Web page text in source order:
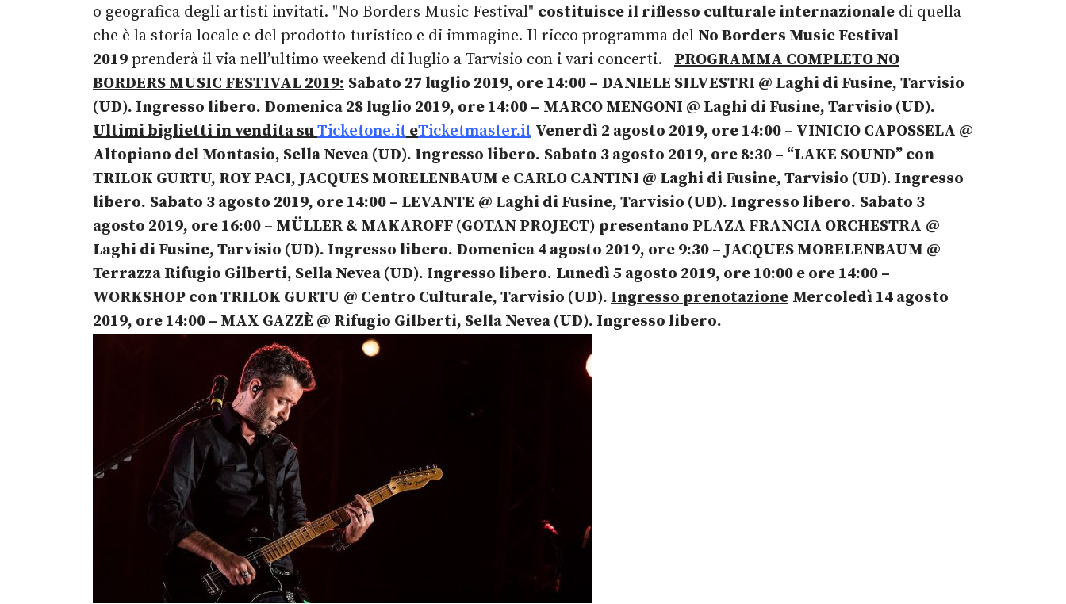
o geografica degli artisti invitati. "No Borders Music Festival" costituisce il riflesso culturale internazionale di quella
che è la storia locale e del prodotto turistico e di immagine. Il ricco programma del No Borders Music Festival
2019 prenderà il via nell’ultimo weekend di luglio a Tarvisio con i vari concerti. PROGRAMMA COMPLETO NO
BORDERS MUSIC FESTIVAL 2019: Sabato 27 luglio 2019, ore 14:00 – DANIELE SILVESTRI @ Laghi di Fusine, Tarvisio
(UD). Ingresso libero. Domenica 28 luglio 2019, ore 14:00 – MARCO MENGONI @ Laghi di Fusine, Tarvisio (UD).
Ultimi biglietti in vendita suTicketone.iteTicketmaster.it Venerdì 2 agosto 2019, ore 14:00 – VINICIO CAPOSSELA @
Altopiano del Montasio, Sella Nevea (UD). Ingresso libero. Sabato 3 agosto 2019, ore 8:30 – “LAKE SOUND” con
TRILOK GURTU, ROY PACI, JACQUES MORELENBAUM e CARLO CANTINI @ Laghi di Fusine, Tarvisio (UD). Ingresso
libero. Sabato 3 agosto 2019, ore 14:00 – LEVANTE @ Laghi di Fusine, Tarvisio (UD). Ingresso libero. Sabato 3
agosto 2019, ore 16:00 – MÜLLER & MAKAROFF (GOTAN PROJECT) presentano PLAZA FRANCIA ORCHESTRA @
Laghi di Fusine, Tarvisio (UD). Ingresso libero. Domenica 4 agosto 2019, ore 9:30 – JACQUES MORELENBAUM @
Terrazza Rifugio Gilberti, Sella Nevea (UD). Ingresso libero. Lunedì 5 agosto 2019, ore 10:00 e ore 14:00 –
WORKSHOP con TRILOK GURTU @ Centro Culturale, Tarvisio (UD). Ingresso prenotazione Mercoledì 14 agosto
2019, ore 14:00 – MAX GAZZÈ @ Rifugio Gilberti, Sella Nevea (UD). Ingresso libero.